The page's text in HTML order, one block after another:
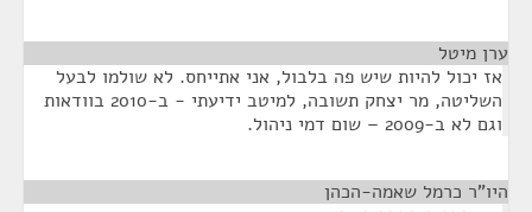
ערן מיטל
אז יכול להיות שיש פה בלבול, אני אתייחס. לא שולמו לבעל
השליטה, מר יצחק תשובה, למיטב ידיעתי - ב-2010 בוודאות
וגם לא ב-2009 – שום דמי ניהול.
היו"ר כרמל שאמה-הכהן